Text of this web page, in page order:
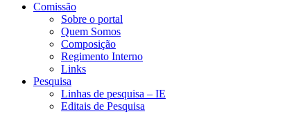
Comissão
Sobre o portal
Quem Somos
Composição
Regimento Interno
Links
Pesquisa
Linhas de pesquisa – IE
Editais de Pesquisa